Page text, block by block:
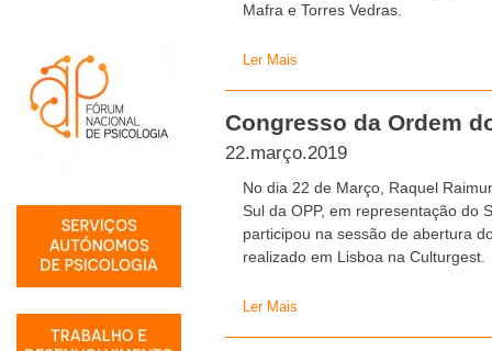
Mafra e Torres Vedras.
Ler Mais
Congresso da Ordem
22.março.2019
No dia 22 de Março, Raquel
Sul da OPP, em representação do
participou na sessão de abertura
realizado em Lisboa na Culturgest.
Ler Mais